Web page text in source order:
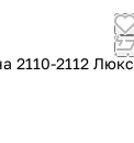
Обивка дверей на 2110-2112